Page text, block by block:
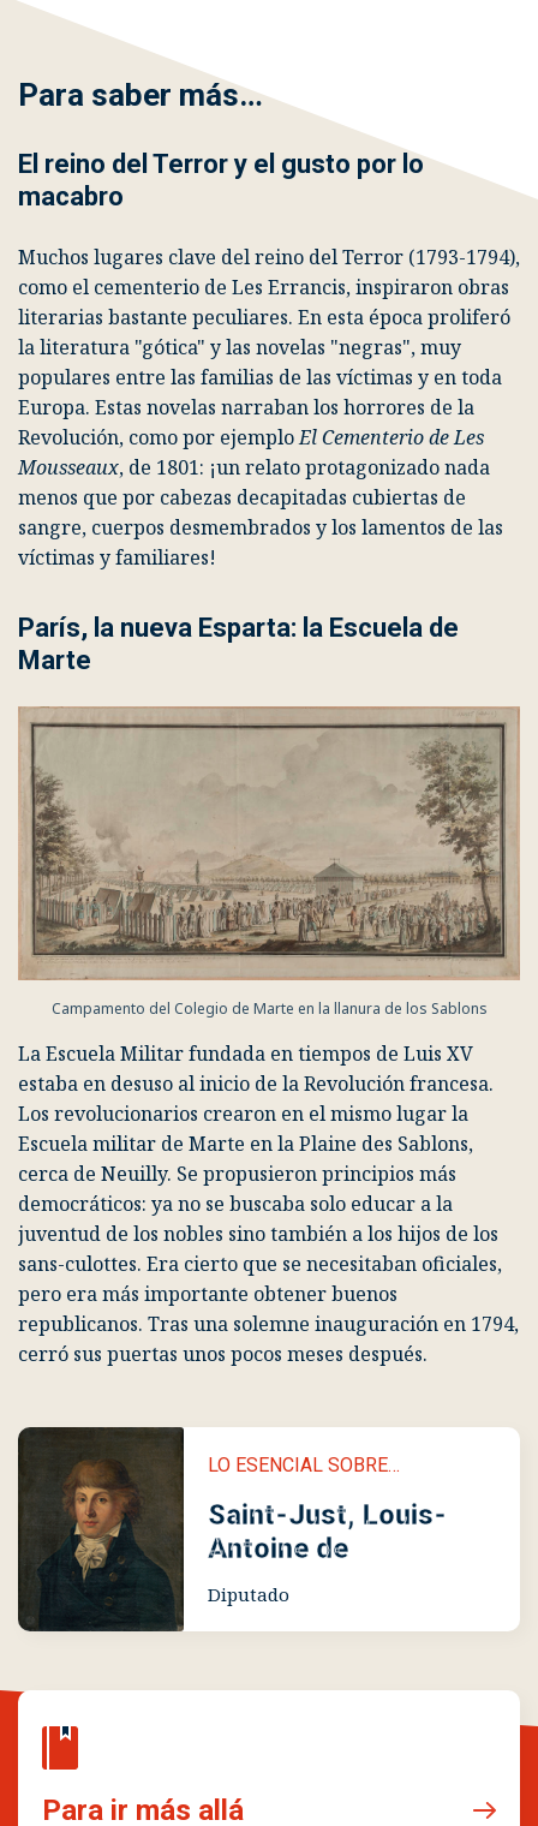
El reino del Terror y el gusto por lo
macabro
Muchos lugares clave del reino del Terror (1793-1794),
como el cementerio de Les Errancis, inspiraron obras
literarias bastante peculiares. En esta época proliferó
la literatura "gótica" y las novelas "negras", muy
populares entre las familias de las víctimas y en toda
Europa. Estas novelas narraban los horrores de la
Revolución, como por ejemplo
menos que por cabezas decapitadas cubiertas de
sangre, cuerpos desmembrados y los lamentos de las
París, la nueva Esparta: la Escuela de
Marte
Campamento del Colegio de Marte en la llanura de los Sablons
La Escuela Militar fundada en tiempos de Luis XV
estaba en desuso al inicio de la Revolución francesa.
Los revolucionarios crearon en el mismo lugar la
Escuela militar de Marteen la Plaine des Sablons,
cerca de Neuilly. Se propusieron principios más
democráticos: ya no se buscaba solo educar a la
juventud de los nobles sino también a los hijos de los
republicanos. Tras una solemne inauguración en 1794,
cerró sus puertas unos pocos meses después.
LO ESENCIAL SOBRE…
Saint-Just, Louis-